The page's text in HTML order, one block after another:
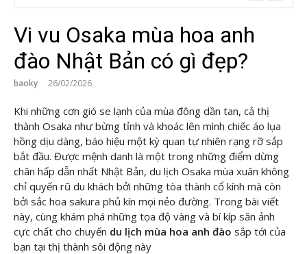
Vi vu Osaka mùa hoa anh
đào Nhật Bản có gì đẹp?
baoky 26/02/2026
Khi những cơn gió se lạnh của mùa đông dần tan, cả thị
thành Osaka như bừng tỉnh và khoác lên mình chiếc áo lụa
hồng dịu dàng, báo hiệu một kỳ quan tự nhiên rạng rỡ sắp
bắt đầu. Được mệnh danh là một trong những điểm dừng
chân hấp dẫn nhất Nhật Bản, du lịch Osaka mùa xuân không
chỉ quyến rũ du khách bởi những tòa thành cổ kính mà còn
bởi sắc hoa sakura phủ kín mọi nẻo đường. Trong bài viết
này, cùng khám phá những tọa độ vàng và bí kíp săn ảnh
cực chất cho chuyến du lịch mùa hoa anh đào sắp tới của
bạn tại thị thành sôi động này